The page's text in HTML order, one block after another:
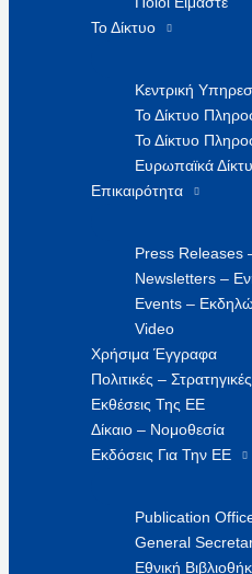
Το Δίκτυο
Κεντρική
Το Δίκτυο
Το Δίκτυο
Ευρωπαϊκά
Επικαιρότητα
Press Releases
Newsletters –
Events –
Video
Χρήσιμα Έγγραφα
Πολιτικές –
Εκθέσεις Της ΕΕ
Δίκαιο – Νομοθεσία
Εκδόσεις Για Την ΕΕ
Publication
General
Εθνική